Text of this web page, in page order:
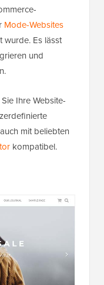
Mode-Websites
wurde. Es lässt
und
Ihre Website-
mit beliebten
kompatibel.